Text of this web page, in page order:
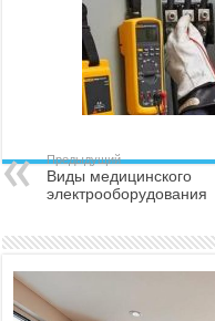
Предыдущий
Виды медицинского
электрооборудования